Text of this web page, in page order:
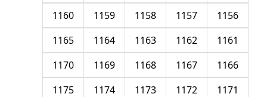
1156
1157
1158
1159
1160
1161
1162
1163
1164
1165
1166
1167
1168
1169
1170
1171
1172
1173
1174
1175